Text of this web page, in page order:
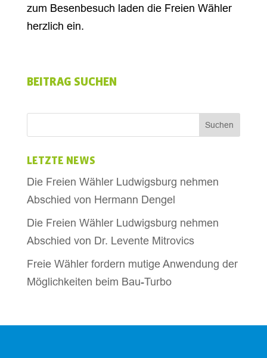
zum Besenbesuch laden die Freien Wähler
herzlich ein.
BEITRAG SUCHEN
LETZTE NEWS
Die Freien Wähler Ludwigsburg nehmen
Abschied von Hermann Dengel
Die Freien Wähler Ludwigsburg nehmen
Abschied von Dr. Levente Mitrovics
Freie Wähler fordern mutige Anwendung der
Möglichkeiten beim Bau-Turbo